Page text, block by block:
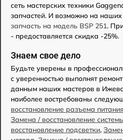
сеть мастерских техники
запчастей. И возможно на
запчасть на модель BSP 251.
- предоставляется скидка -25%.
Знаем свое дело
Будьте уверены в
с уверенностью выполнят
данным наших мастеров в
наиболее востребованы
восстановление разъема питания
Замена / восстановление
восстановление подсветки,